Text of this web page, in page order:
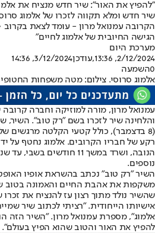
"להפיץ את האור": שיר חדש מנציח את
שיר חדש ומלא תקווה לזכרו של אלמוג
הקרובה עמנואל מרון - עומד לצאת
הגישה החיובית של אלמוג לחיים"
מערכת היום
2/12/2024, 13:36
,עודכן3/12/2024, 14:36
0השמעה
אלמוג סרוסי. צילום: מטה משפחות
עמנואל מרון, מורה למוזיקה וחברה
והלחינה שיר לזכרו בשם "רק טוב". השיר,
(8 בדצמבר), כולל קטעי הקלטה מרגשים
רקע של חבריו הקרובים. אלמוג נחטף על
הנובה, ושרד במשך 11 חודשים בשבי, עד שנרצח יחד עם
נוספים.
השיר "רק טוב" נכתב בהשראת אופיו
משקפות את אהבת החיים והאמונה בטוב
שהשיר נולד מתוך רצון עז להנציח את
אישיותו הייחודית. "רציתי לכתוב שיר
אלמוג", מספרת עמנואל מרון. "השיר הזה
להפיץ את האור והטוב שהוא הפיץ בעולם".